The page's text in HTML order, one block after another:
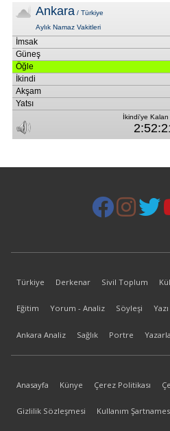
Türkiye Derkenar Sivil Toplum
Eğitim Yorum - Analiz Söyleşi
Ankara Analiz Sağlık Portre
Anasayfa Künye Çerez Politikası
Gizlilik Sözleşmesi Kullanım